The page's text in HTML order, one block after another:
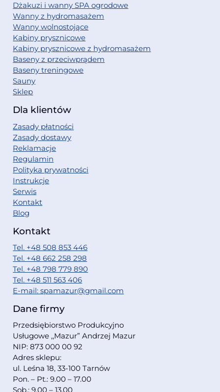
Dżakuzi i wanny SPA ogrodowe
Wanny z hydromasażem
Wanny wolnostojące
Kabiny prysznicowe
Kabiny prysznicowe z hydromasażem
Baseny z przeciwprądem
Baseny treningowe
Sauny
Sklep
Dla klientów
Zasady płatności
Zasady dostawy
Reklamacje
Regulamin
Polityka prywatności
Instrukcje
Serwis
Kontakt
Blog
Kontakt
Tel. +48 508 853 446
Tel. +48 662 258 298
Tel. +48 798 779 890
Tel. +48 511 563 406
E-mail: spamazur@gmail.com
Dane firmy
Przedsiębiorstwo Produkcyjno
Usługowe ,,Mazur” Andrzej Mazur
NIP: 873 000 00 92
Adres sklepu:
ul. Leśna 18, 33-100 Tarnów
Pon. – Pt.: 9.00 – 17.00
Sob.: 9.00 – 13.00